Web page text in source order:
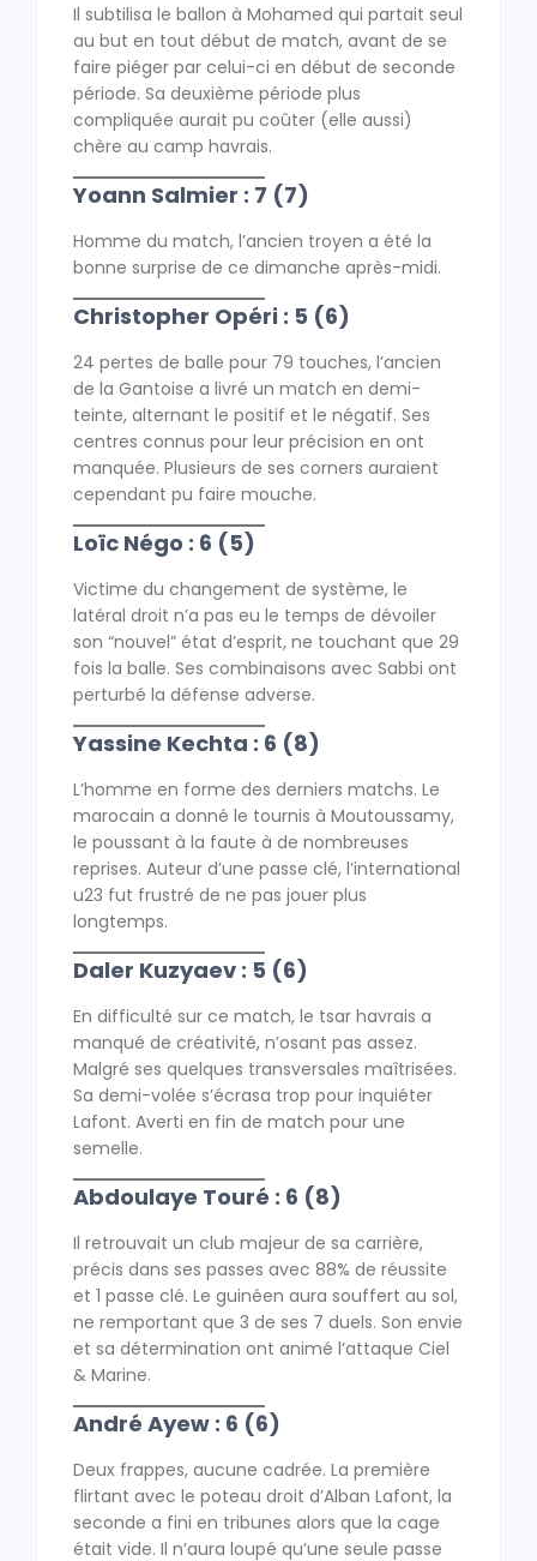
Il subtilisa le ballon à Mohamed qui partait seul
au but en tout début de match, avant de se
faire piéger par celui-ci en début de seconde
période. Sa deuxième période plus
compliquée aurait pu coûter (elle aussi)
chère au camp havrais.
Yoann Salmier : 7 (7)
Homme du match, l’ancien troyen a été la
bonne surprise de ce dimanche après-midi.
Christopher Opéri : 5 (6)
24 pertes de balle pour 79 touches, l’ancien
de la Gantoise a livré un match en demi-
teinte, alternant le positif et le négatif. Ses
centres connus pour leur précision en ont
manquée. Plusieurs de ses corners auraient
cependant pu faire mouche.
Loïc Négo : 6 (5)
Victime du changement de système, le
latéral droit n’a pas eu le temps de dévoiler
son “nouvel” état d’esprit, ne touchant que 29
fois la balle. Ses combinaisons avec Sabbi ont
perturbé la défense adverse.
Yassine Kechta : 6 (8)
L’homme en forme des derniers matchs. Le
marocain a donné le tournis à Moutoussamy,
le poussant à la faute à de nombreuses
reprises. Auteur d’une passe clé, l’international
u23 fut frustré de ne pas jouer plus
longtemps.
Daler Kuzyaev : 5 (6)
En difficulté sur ce match, le tsar havrais a
manqué de créativité, n’osant pas assez.
Malgré ses quelques transversales maîtrisées.
Sa demi-volée s’écrasa trop pour inquiéter
Lafont. Averti en fin de match pour une
semelle.
Abdoulaye Touré : 6 (8)
Il retrouvait un club majeur de sa carrière,
précis dans ses passes avec 88% de réussite
et 1 passe clé. Le guinéen aura souffert au sol,
ne remportant que 3 de ses 7 duels. Son envie
et sa détermination ont animé l’attaque Ciel
& Marine.
André Ayew : 6 (6)
Deux frappes, aucune cadrée. La première
flirtant avec le poteau droit d’Alban Lafont, la
seconde a fini en tribunes alors que la cage
était vide. Il n’aura loupé qu’une seule passe